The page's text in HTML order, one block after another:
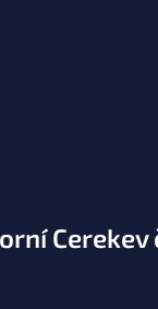
Cerekev